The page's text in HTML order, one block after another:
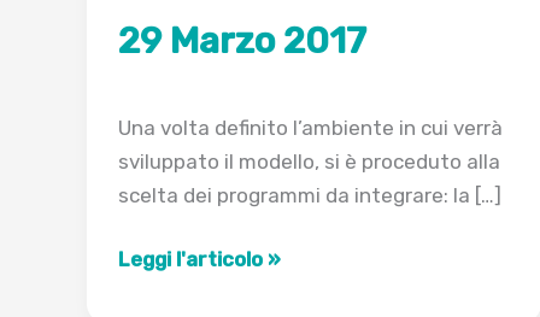
29 Marzo 2017
Una volta definito l’ambiente in cui verrà
sviluppato il modello, si è proceduto alla
scelta dei programmi da integrare: la […]
Infrastruttura
Leggi l'articolo »